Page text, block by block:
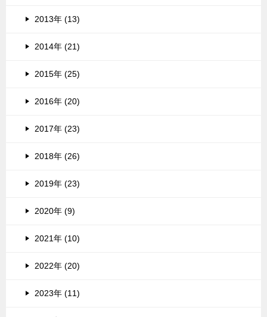
2013年 (13)
2014年 (21)
2015年 (25)
2016年 (20)
2017年 (23)
2018年 (26)
2019年 (23)
2020年 (9)
2021年 (10)
2022年 (20)
2023年 (11)